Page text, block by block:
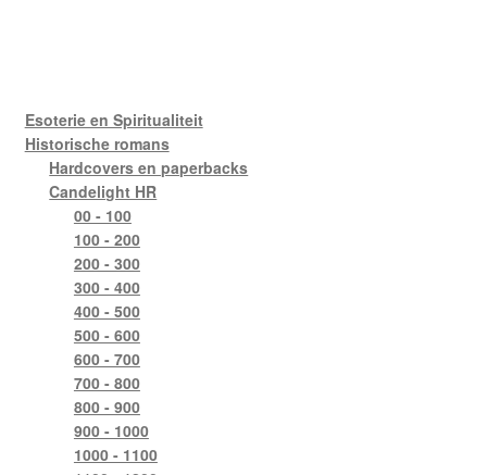
Esoterie en Spiritualiteit
Historische romans
Hardcovers en paperbacks
Candelight HR
00 - 100
100 - 200
200 - 300
300 - 400
400 - 500
500 - 600
600 - 700
700 - 800
800 - 900
900 - 1000
1000 - 1100